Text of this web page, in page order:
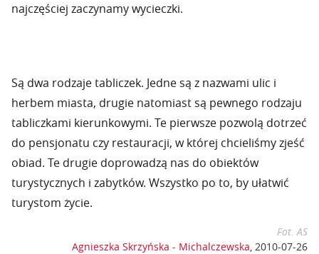
najczęściej zaczynamy wycieczki.
Są dwa rodzaje tabliczek. Jedne są z nazwami ulic i
herbem miasta, drugie natomiast są pewnego rodzaju
tabliczkami kierunkowymi. Te pierwsze pozwolą dotrzeć
do pensjonatu czy restauracji, w której chcieliśmy zjeść
obiad. Te drugie doprowadzą nas do obiektów
turystycznych i zabytków. Wszystko po to, by ułatwić
turystom życie.
Fot. AS
Agnieszka Skrzyńska - Michalczewska, 2010-07-26